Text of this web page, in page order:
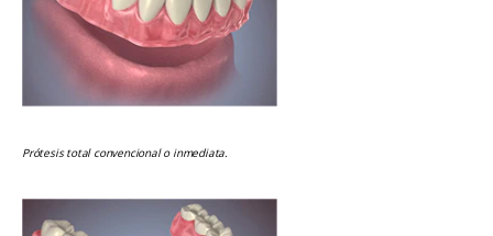
Prótesis total convencional o inmediata.